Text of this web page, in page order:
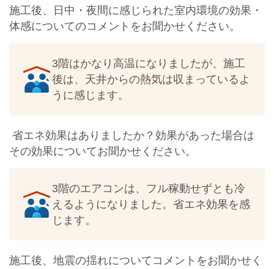
施工後、日中・夜間に感じられた室内環境の効果・
体感についてのコメントをお聞かせください。
3階はかなり高温になりましたが、施工
後は、天井からの熱気は収まっているよ
うに感じます。
省エネ効果はありましたか？効果があった場合は
その効果についてお聞かせください。
3階のエアコンは、フル稼動せずとも冷
えるようになりました。省エネ効果を感
じます。
施工後、地震の揺れについてコメントをお聞かせく